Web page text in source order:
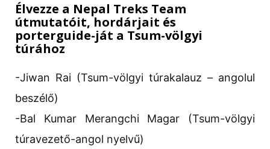
Élvezze a Nepal Treks Team
útmutatóit, hordárjait és
porterguide-ját a Tsum-völgyi
túrához
-Jiwan Rai (Tsum-völgyi túrakalauz – angolul
beszélő)
-Bal Kumar Merangchi Magar (Tsum-völgyi
túravezető-angol nyelvű)